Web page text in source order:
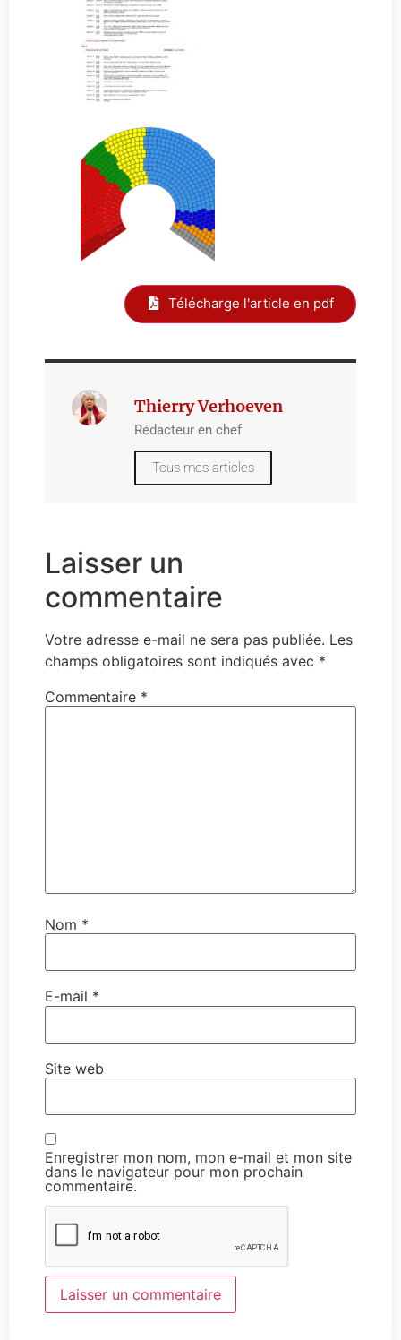
Télécharge l'article en pdf
Thierry Verhoeven
Rédacteur en chef
Tous mes articles
Laisser un
commentaire
Votre adresse e-mail ne sera pas publiée. Les
champs obligatoires sont indiqués avec *
Commentaire *
Nom *
E-mail *
Site web
Enregistrer mon nom, mon e-mail et mon site
dans le navigateur pour mon prochain
commentaire.